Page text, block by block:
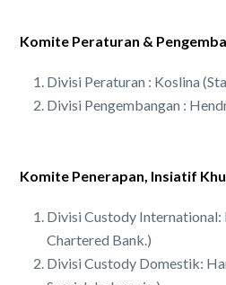
Komite Peraturan &
Divisi Peraturan : Koslina
Divisi Pengembangan :
Komite Penerapan, Insiatif
Divisi Custody International:
Chartered Bank.)
Divisi Custody Domestik: